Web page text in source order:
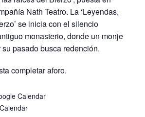
Nath Teatro. La ‘Leyendas,
se inicia con el silencio
monasterio, donde un monje
pasado busca redención.
completar aforo.
Calendar